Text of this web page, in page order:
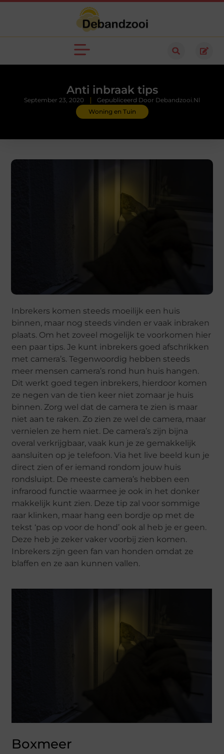
Anti inbraak tips
Woning en Tuin
September 23, 2020 Gepubliceerd Door Debandzooi.nl
Inbrekers komen steeds moeilijk een huis
binnen, maar nog steeds vinden er vaak inbraken
plaats. Om het zoveel mogelijk te voorkomen hier
een paar tips. Je kunt inbrekers goed afschrikken
met camera’s. Tegenwoordig hebben steeds
meer mensen camera’s rond hun huis hangen.
Dit werkt goed tegen inbrekers, hierdoor komen
ze negen van de tien keer niet zomaar je huis
binnen. Zorg wel dat de camera te zien is maar
niet aan te raken. Zo zien ze wel de camera, maar
vernielen ze hem niet. De camera’s zijn bijna
overal verkrijgbaar, vaak kun je ze gemakkelijk
aansluiten op je telefoon. Via het live beeld kun je
direct zien of er iemand rondom jouw huis
rondsluipt. De meeste camera’s hebben een
infrarood functie waarmee je ook in het donker
makkelijk kunt zien. Deze tip zal voor sommige
raar klinken, maar hang een bordje op met de
tekst ‘pas op voor de hond’ ook al heb je er geen.
Deze heb je zeker vaker voorbij zien komen.
Inbrekers zijn geen fan van honden omdat ze
blaffen en ze aan kunnen vallen.
Boxmeer